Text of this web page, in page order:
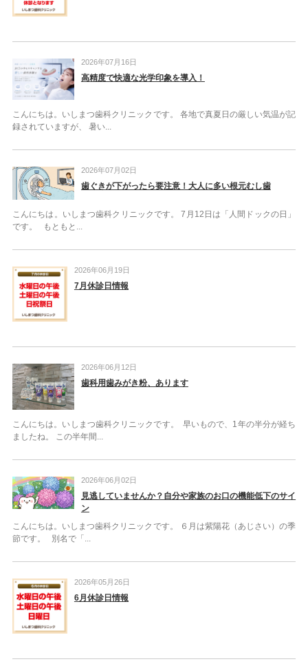
2026年07月16日
高精度で快適な光学印象を導入！
こんにちは。いしまつ歯科クリニックです。 各地で真夏日の厳しい気温が記
録されていますが、 暑い...
2026年07月02日
歯ぐきが下がったら要注意！大人に多い根元むし歯
こんにちは。いしまつ歯科クリニックです。 7月12日は「人間ドックの日」
です。 もともと...
2026年06月19日
7月休診日情報
2026年06月12日
歯科用歯みがき粉、あります
こんにちは。いしまつ歯科クリニックです。 早いもので、1年の半分が経ち
ましたね。 この半年間...
2026年06月02日
見逃していませんか？自分や家族のお口の機能低下のサイ
ン
こんにちは。いしまつ歯科クリニックです。 ６月は紫陽花（あじさい）の季
節です。 別名で「...
2026年05月26日
6月休診日情報